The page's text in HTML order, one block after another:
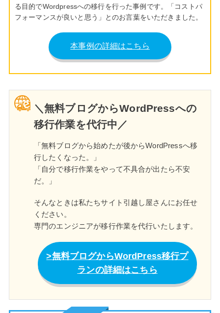
る目的でWordpressへの移行を行った事例です。「コストパ
フォーマンスが良いと思う」とのお言葉をいただきました。
本事例の詳細はこちら
＼無料ブログからWordPressへの
移行作業を代行中／
「無料ブログから始めたが後からWordPressへ移
行したくなった。」
「自分で移行作業をやって不具合が出たら不安
だ。」
そんなときは私たちサイト引越し屋さんにお任せ
ください。
専門のエンジニアが移行作業を代行いたします。
無料ブログからWordPress移行プ
ランの詳細はこちら